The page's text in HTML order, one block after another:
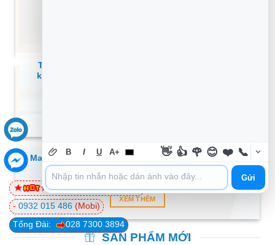
Thủ thuật Phần mềm Lỗi Microsoft Edge không
khởi động được xử lý – Địa chỉ trung tâm hỗ trợ
Macbook không lưu được cài đặt hệ thống – Trung
tâm sửa uy tín TPHCM
XEM THÊM
SẢN PHẨM MỚI
Tổng Đài: 028 7300 3894
- 0932 015 486 (Mobi)
0981 81 32 72(Viettel)
B I U A+ 👋 👍 🌹 😊 ❤️ 📞
Gửi